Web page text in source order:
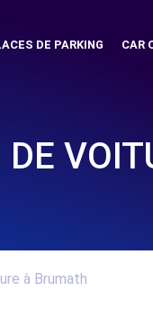
DE PARKING CAR
à Brumath